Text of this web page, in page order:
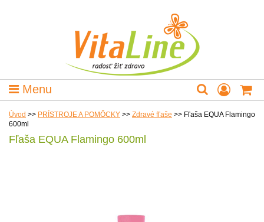
Menu
Úvod >> PRÍSTROJE A POMÔCKY >> Zdravé fľaše >> Fľaša EQUA Flamingo
600ml
Fľaša EQUA Flamingo 600ml